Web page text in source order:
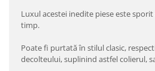
Luxul acestei inedite piese este
timp.
Poate fi purtată în stilul clasic,
decolteului, suplinind astfel colierul,